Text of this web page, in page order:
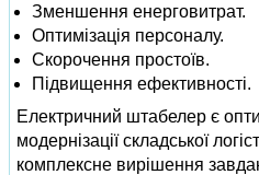
Зменшення енерговитрат.
Оптимізація персоналу.
Скорочення простоїв.
Підвищення ефективності.
Електричний штабелер є
модернізації складської
комплексне вирішення